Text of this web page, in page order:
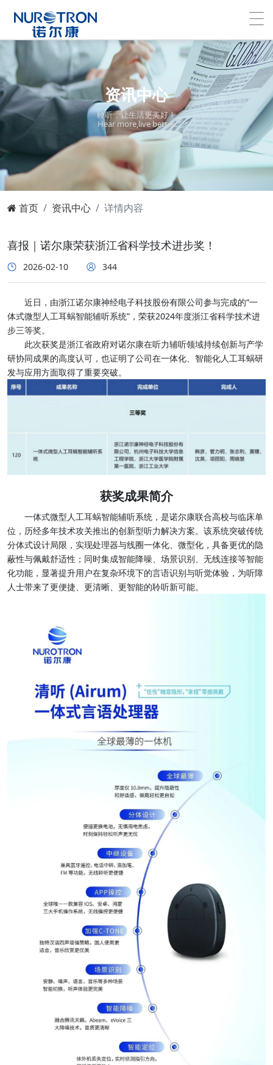
资讯中心
聆听，让生活更美好！
Hear more,live better.
首页 资讯中心 详情内容
喜报｜诺尔康荣获浙江省科学技术进步奖！
2026-02-10 344
近日，由浙江诺尔康神经电子科技股份有限公司参与完成的“一
体式微型人工耳蜗智能辅听系统”，荣获2024年度浙江省科学技术进
步三等奖。
此次获奖是浙江省政府对诺尔康在听力辅听领域持续创新与产学
研协同成果的高度认可，也证明了公司在一体化、智能化人工耳蜗研
发与应用方面取得了重要突破。
获奖成果简介
一体式微型人工耳蜗智能辅听系统，是诺尔康联合高校与临床单
位，历经多年技术攻关推出的创新型听力解决方案。该系统突破传统
分体式设计局限，实现处理器与线圈一体化、微型化，具备更优的隐
蔽性与佩戴舒适性；同时集成智能降噪、场景识别、无线连接等智能
化功能，显著提升用户在复杂环境下的言语识别与听觉体验，为听障
人士带来了更便捷、更清晰、更智能的聆听新可能。